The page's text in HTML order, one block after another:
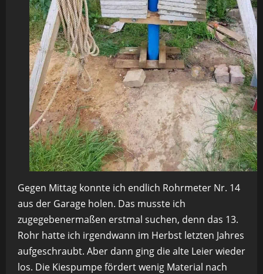
Gegen Mittag konnte ich endlich Rohrmeter Nr. 14
aus der Garage holen. Das musste ich
zugegebenermaßen erstmal suchen, denn das 13.
Rohr hatte ich irgendwann im Herbst letzten Jahres
aufgeschraubt. Aber dann ging die alte Leier wieder
los. Die Kiespumpe fördert wenig Material nach